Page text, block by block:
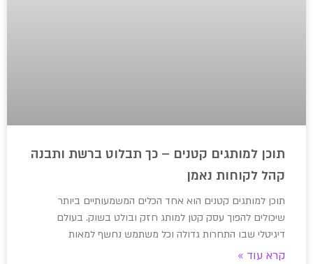
תוכן למותגים קטנים – כך תבלוט ברשת ותבנה
קהל לקוחות נאמן
תוכן למותגים קטנים הוא אחד הכלים המשמעותיים ביותר
שיכולים להפוך עסק קטן למותג חזק ובולט בשוק. בעולם
דיגיטלי שבו התחרות גדולה וכל משתמש נחשף למאות
קרא עוד »